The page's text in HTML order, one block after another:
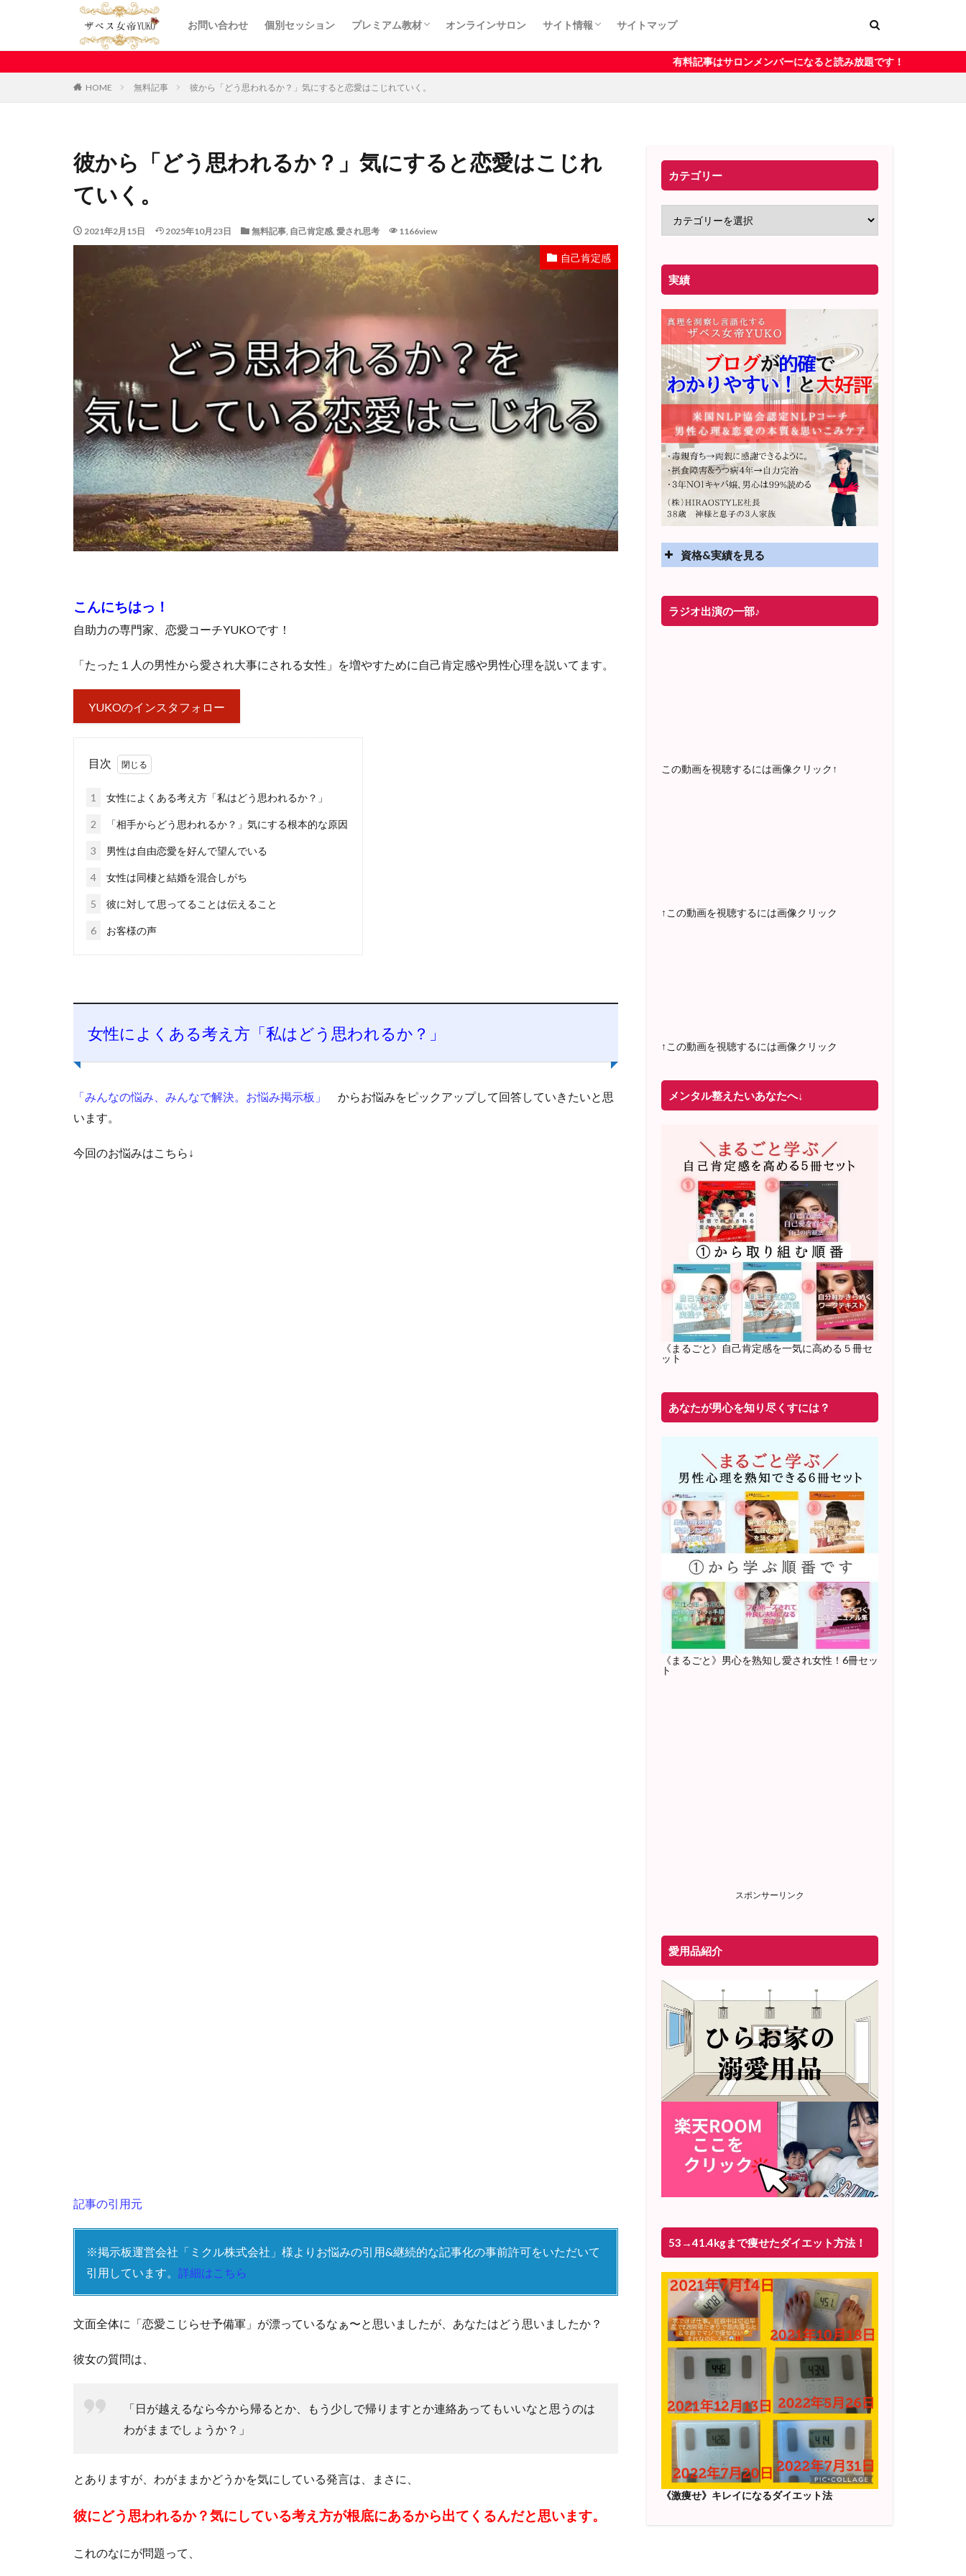
お問い合わせ 個別セッション プレミアム教材
カート
オンラインサロン サイト情報
プライバシーポリシー
利用規約
特定商取引法に基づく表記
サイトマップ
有料記事はサロンメンバーになると読み放題です！
HOME 無料記事 彼から「どう思われるか？」気にすると恋愛はこじれていく。
彼から「どう思われるか？」気にすると恋愛はこじれ
ていく。
2021年2月15日 2025年10月23日 無料記事, 自己肯定感, 愛され思考 1166view
自己肯定感
こんにちはっ！
自助力の専門家、恋愛コーチYUKOです！
「たった１人の男性から愛され大事にされる女性」を増やすために自己肯定感や男性心理を説いてます。
YUKOのインスタフォロー
目次
1 女性によくある考え方「私はどう思われるか？」
2 「相手からどう思われるか？」気にする根本的な原因
3 男性は自由恋愛を好んで望んでいる
4 女性は同棲と結婚を混合しがち
5 彼に対して思ってることは伝えること
6 お客様の声
女性によくある考え方「私はどう思われるか？」
「みんなの悩み、みんなで解決。お悩み掲示板」
からお悩みをピックアップして回答していきたいと思
います。
今回のお悩みはこちら↓
記事の引用元
※掲示板運営会社「ミクル株式会社」様よりお悩みの引用&継続的な記事化の事前許可をいただいて
引用しています。 詳細はこちら
文面全体に「恋愛こじらせ予備軍」が漂っているなぁ〜と思いましたが、あなたはどう思いましたか？
彼女の質問は、
「日が越えるなら今から帰るとか、もう少しで帰りますとか連絡あってもいいなと思うのは
わがままでしょうか？」
とありますが、わがままかどうかを気にしている発言は、まさに、
彼にどう思われるか？気にしている考え方が根底にあるから出てくるんだと思います。
これのなにが問題って、
カテゴリー
実績
資格&実績を見る
2025年4月〜 altruismコミュニティ×講座
オンラインサロン開講
1500名越え
2022年2月〜6月 男性心理グループレッ
スン 20名様満席
2019年6月 恋愛コーチとして活動を開始
ラジオ出演の一部♪
この動画を視聴するには画像クリック↑
↑この動画を視聴するには画像クリック
↑この動画を視聴するには画像クリック
メンタル整えたいあなたへ↓
《まるごと》自己肯定感を一気に高める５冊セ
ット
あなたが男心を知り尽くすには？
《まるごと》男心を熟知し愛され女性！6冊セッ
ト
スポンサーリンク
愛用品紹介
53→41.4kgまで痩せたダイエット方法！
《激痩せ》キレイになるダイエット法